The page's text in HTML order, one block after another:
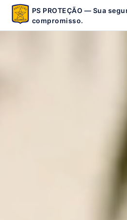
PS PROTEÇÃO — Sua
compromisso.